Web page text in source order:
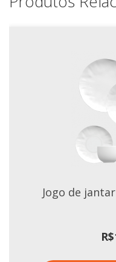
Jogo de
R$